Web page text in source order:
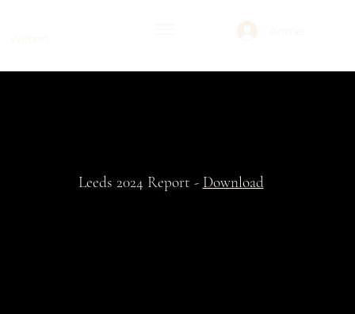
Leeds 2024 Report - Download